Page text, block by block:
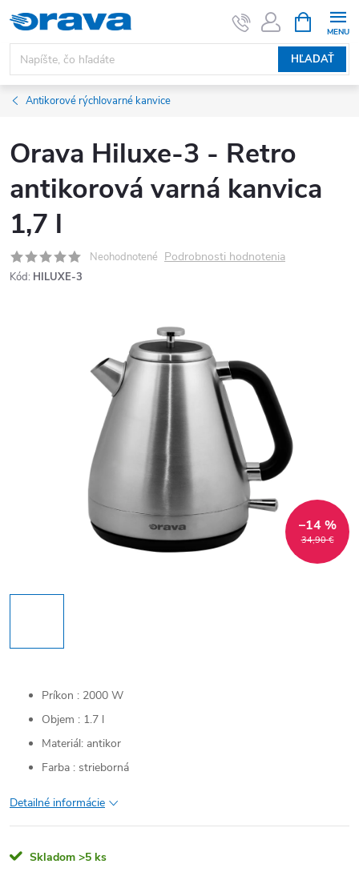
Prejsť na obsah
HĽADAŤ
Antikorové rýchlovarné kanvice
Orava Hiluxe-3 - Retro
antikorová varná kanvica
1,7 l
Neohodnotené Podrobnosti hodnotenia
Kód: HILUXE-3
34,90 €
–14 %
Príkon : 2000 W
Objem : 1.7 l
Materiál: antikor
Farba : strieborná
Detailné informácie
Skladom >5 ks